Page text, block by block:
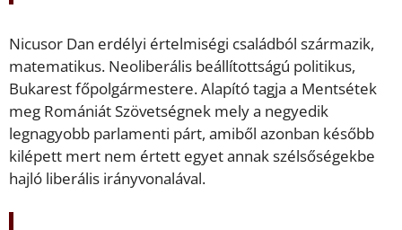
Nicusor Dan erdélyi értelmiségi családból származik,
matematikus. Neoliberális beállítottságú politikus,
Bukarest főpolgármestere. Alapító tagja a Mentsétek
meg Romániát Szövetségnek mely a negyedik
legnagyobb parlamenti párt, amiből azonban később
kilépett mert nem értett egyet annak szélsőségekbe
hajló liberális irányvonalával.